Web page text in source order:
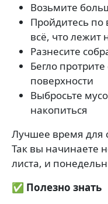
Возьмите
Пройдитесь по
всё, что лежит
Разнесите
Бегло
поверхности
Выбросьте
накопиться
Лучшее время для
Так вы начинаете
листа, и
✅ Полезно знать